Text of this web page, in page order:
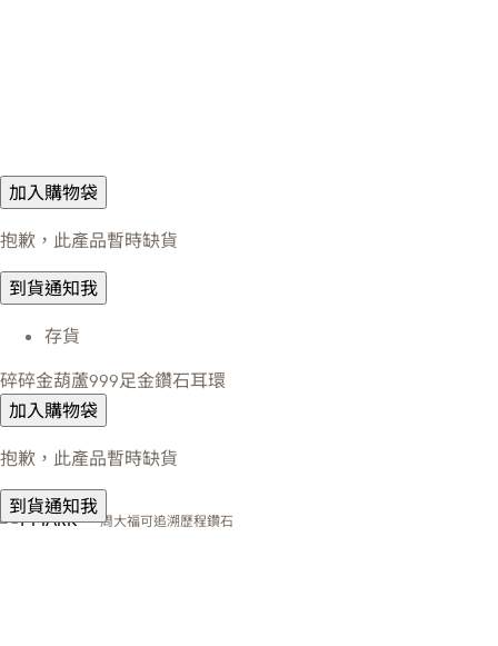
加入購物袋
抱歉，此產品暫時缺貨
到貨通知我
存貨
碎碎金葫蘆999足金鑽石耳環
加入購物袋
抱歉，此產品暫時缺貨
到貨通知我
周大福可追溯歷程鑽石